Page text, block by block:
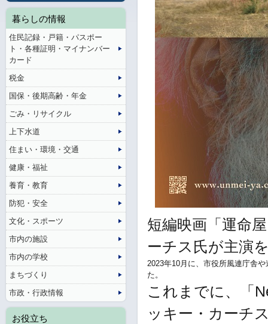
短編映画「運命
ーチス氏が主演
2023年10月に、市役所風連庁舎
た。
これまでに、「
ッキー・カーチ
暮らしの情報
住民記録・戸籍・パスポー
ト・各種証明・マイナンバー
カード
税金
国保・後期高齢・年金
ごみ・リサイクル
上下水道
住まい・環境・交通
健康・福祉
養育・教育
防犯・安全
文化・スポーツ
市内の施設
市内の学校
まちづくり
市政・行政情報
お役立ち